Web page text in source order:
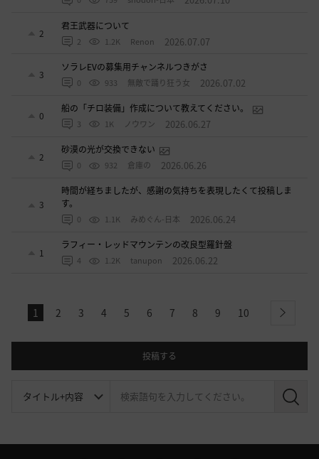
2
君王武器について
2 1.2K Renon 2026.07.07
3
ソラレEVの募集用チャンネルつきがさ
0 933 無敵で踊り狂う女 2026.07.02
0
船の「チロ装備」作成について教えてください。
3 1K ノウワン 2026.06.27
2
砂漠の光が交換できない
0 932 倉庫の 2026.06.26
3
時間が経ちましたが、感謝の気持ちを表現したくて投稿しま
す。
0 1.1K みめぐん-日本 2026.06.24
1
ラフィー・レッドマウンテンの改良型羅針盤
4 1.2K tanupon 2026.06.22
1 2 3 4 5 6 7 8 9 10 next
投稿する
検